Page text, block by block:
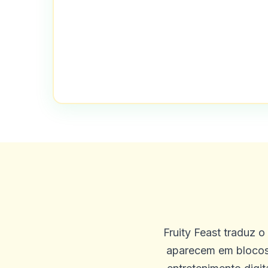
Fruity Feast traduz
aparecem em
Deve ser um dos
Wylee
Seraphina Lowe
2025-09-30 00:03:50